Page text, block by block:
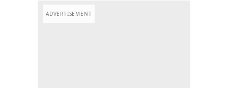
ADVERTISEMENT